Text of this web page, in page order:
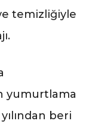
temizliğiyle
yumurtlama
beri